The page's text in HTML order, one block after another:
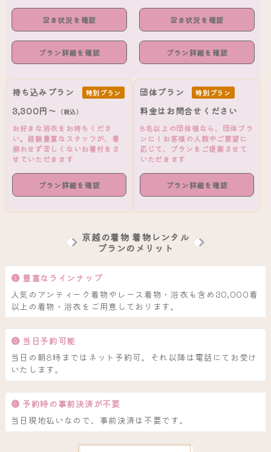
空き状況を確認
プラン詳細を確認
空き状況を確認
プラン詳細を確認
持ち込みプラン 特別プラン
3,300円～ （税込）
お好きな浴衣をお持ちくださ
い。経験豊富なスタッフが、着
崩れせず苦しくないお着付をさ
せていただきます
プラン詳細を確認
団体プラン 特別プラン
料金はお問合せください
8名以上の団体様なら、団体プラ
ンに！お客様の人数やご要望に
応じて、プランをご提案させて
いただきます
プラン詳細を確認
京越の着物 着物レンタル
プランのメリット
❶ 豊富なラインナップ
人気のアンティーク着物やレース着物・浴衣も含め30,000着
以上の着物・浴衣をご用意しております。
❷ 当日予約可能
当日の朝8時まではネット予約可。それ以降は電話にてお受け
いたします。
❸ 予約時の事前決済が不要
当日現地払いなので、事前決済は不要です。